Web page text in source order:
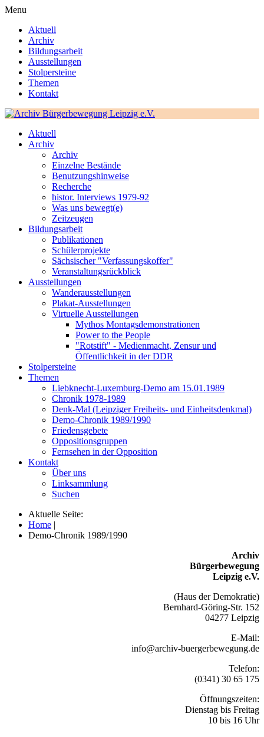
Menu
Aktuell
Archiv
Bildungsarbeit
Ausstellungen
Stolpersteine
Themen
Kontakt
Aktuell
Archiv
Archiv
Einzelne Bestände
Benutzungshinweise
Recherche
histor. Interviews 1979-92
Was uns bewegt(e)
Zeitzeugen
Bildungsarbeit
Publikationen
Schülerprojekte
Sächsischer "Verfassungskoffer"
Veranstaltungsrückblick
Ausstellungen
Wanderausstellungen
Plakat-Ausstellungen
Virtuelle Ausstellungen
Mythos Montagsdemonstrationen
Power to the People
"Rotstift" - Medienmacht, Zensur und
Öffentlichkeit in der DDR
Stolpersteine
Themen
Liebknecht-Luxemburg-Demo am 15.01.1989
Chronik 1978-1989
Denk-Mal (Leipziger Freiheits- und Einheitsdenkmal)
Demo-Chronik 1989/1990
Friedensgebete
Oppositionsgruppen
Fernsehen in der Opposition
Kontakt
Über uns
Linksammlung
Suchen
Aktuelle Seite:
Home |
Demo-Chronik 1989/1990
Archiv
Bürgerbewegung
Leipzig e.V.
(Haus der Demokratie)
Bernhard-Göring-Str. 152
04277 Leipzig
E-Mail:
info@archiv-buergerbewegung.de
Telefon:
(0341) 30 65 175
Öffnungszeiten:
Dienstag bis Freitag
10 bis 16 Uhr